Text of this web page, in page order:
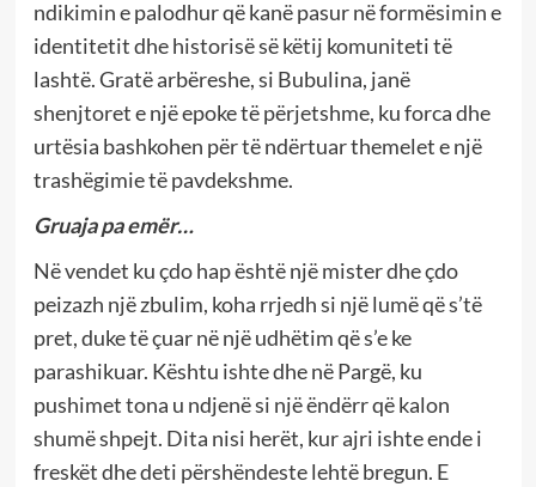
ndikimin e palodhur që kanë pasur në formësimin e
identitetit dhe historisë së këtij komuniteti të
lashtë. Gratë arbëreshe, si Bubulina, janë
shenjtoret e një epoke të përjetshme, ku forca dhe
urtësia bashkohen për të ndërtuar themelet e një
trashëgimie të pavdekshme.
Gruaja pa emër…
Në vendet ku çdo hap është një mister dhe çdo
peizazh një zbulim, koha rrjedh si një lumë që s’të
pret, duke të çuar në një udhëtim që s’e ke
parashikuar. Kështu ishte dhe në Pargë, ku
pushimet tona u ndjenë si një ëndërr që kalon
shumë shpejt. Dita nisi herët, kur ajri ishte ende i
freskët dhe deti përshëndeste lehtë bregun. E